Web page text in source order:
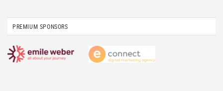
PREMIUM SPONSORS